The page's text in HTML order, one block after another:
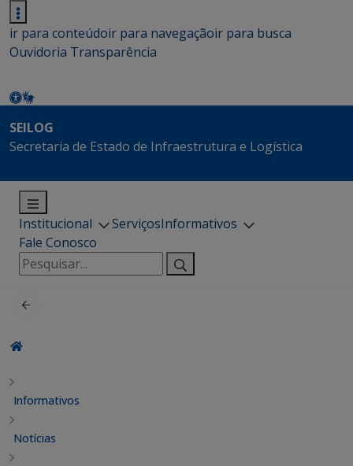
ir para conteúdoir para navegaçãoir para busca
Ouvidoria Transparência
SEILOG
Secretaria de Estado de Infraestrutura e Logística
Institucional ServiçosInformativos
Fale Conosco
Pesquisar
por:
Informativos
Notícias